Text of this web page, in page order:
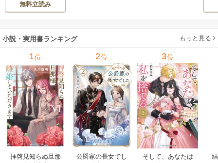
無料立読み
小説・実用書ランキング もっと見る
1位
拝啓見知らぬ旦那
2位
公爵家の長女でし
3位
そして、あなたは